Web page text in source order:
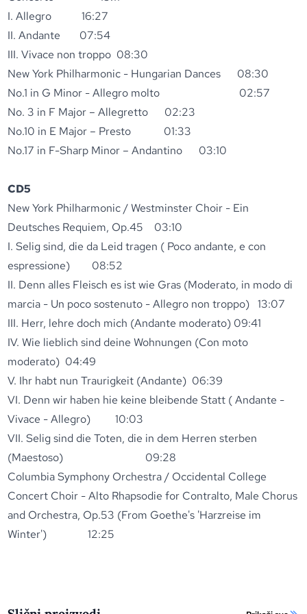
I. Allegro 16:27
II. Andante 07:54
III. Vivace non troppo 08:30
New York Philharmonic - Hungarian Dances 08:30
No.1 in G Minor - Allegro molto 02:57
No. 3 in F Major – Allegretto 02:23
No.10 in E Major – Presto 01:33
No.17 in F-Sharp Minor – Andantino 03:10
CD5
New York Philharmonic / Westminster Choir - Ein
Deutsches Requiem, Op.45 03:10
I. Selig sind, die da Leid tragen ( Poco andante, e con
espressione) 08:52
II. Denn alles Fleisch es ist wie Gras (Moderato, in modo di
marcia - Un poco sostenuto - Allegro non troppo) 13:07
III. Herr, lehre doch mich (Andante moderato) 09:41
IV. Wie lieblich sind deine Wohnungen (Con moto
moderato) 04:49
V. Ihr habt nun Traurigkeit (Andante) 06:39
VI. Denn wir haben hie keine bleibende Statt ( Andante -
Vivace - Allegro) 10:03
VII. Selig sind die Toten, die in dem Herren sterben
(Maestoso) 09:28
Columbia Symphony Orchestra / Occidental College
Concert Choir - Alto Rhapsodie for Contralto, Male Chorus
and Orchestra, Op.53 (From Goethe's 'Harzreise im
Winter') 12:25